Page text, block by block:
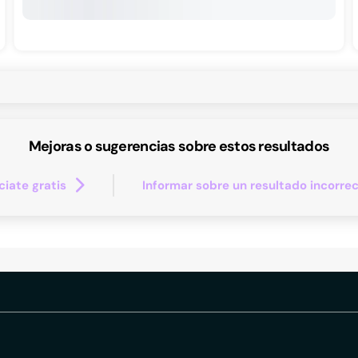
Mejoras o sugerencias sobre estos resultados
gratis Informar sobre un resultado